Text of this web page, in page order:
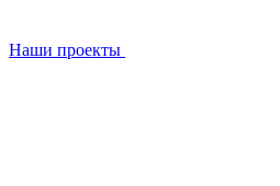
Наши проекты